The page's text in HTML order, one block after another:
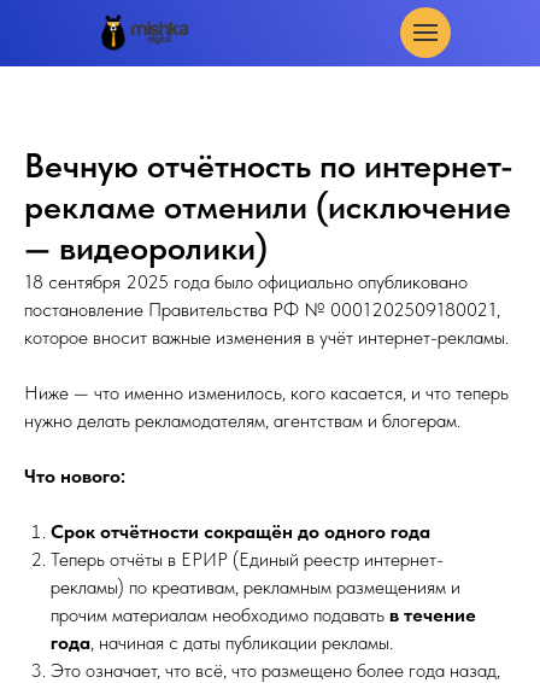
Вечную отчётность по интернет-
рекламе отменили (исключение
— видеоролики)
18 сентября 2025 года было официально опубликовано
постановление Правительства РФ № 0001202509180021,
которое вносит важные изменения в учёт интернет-рекламы.
Ниже — что именно изменилось, кого касается, и что теперь
нужно делать рекламодателям, агентствам и блогерам.
Что нового:
Срок отчётности сокращён до одного года
Теперь отчёты в ЕРИР (Единый реестр интернет-
рекламы) по креативам, рекламным размещениям и
прочим материалам необходимо подавать в течение
года, начиная с даты публикации рекламы.
Это означает, что всё, что размещено более года назад,